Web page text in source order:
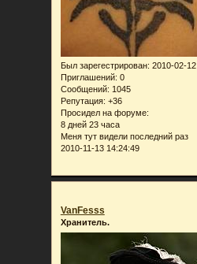
Был зарегестрирован: 2010-02-12
Приглашений: 0
Сообщений: 1045
Репутация: +36
Просидел на форуме:
8 дней 23 часа
Меня тут видели последний раз
2010-11-13 14:24:49
VanFesss
Хранитель.